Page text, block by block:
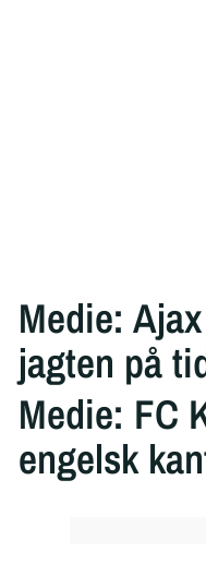
Medie:
jagten på
Medie: FC
engelsk